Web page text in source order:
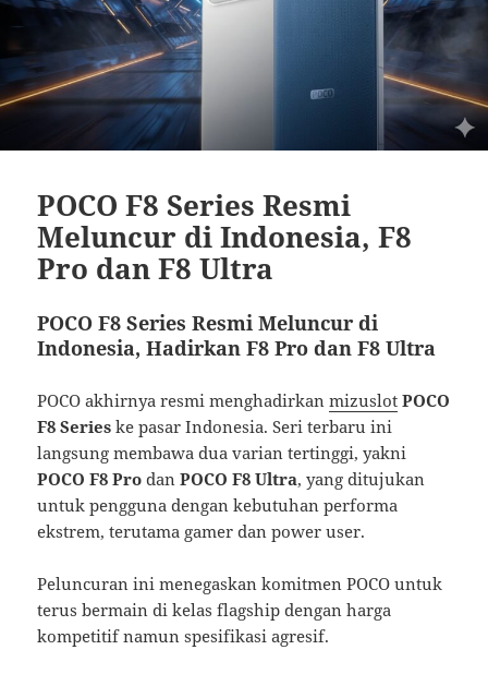
POCO F8 Series Resmi
Meluncur di Indonesia, F8
Pro dan F8 Ultra
POCO F8 Series Resmi Meluncur di
Indonesia, Hadirkan F8 Pro dan F8 Ultra
POCO akhirnya resmi menghadirkanmizuslot POCO
F8 Series ke pasar Indonesia. Seri terbaru ini
langsung membawa dua varian tertinggi, yakni
POCO F8 Pro danPOCO F8 Ultra, yang ditujukan
untuk pengguna dengan kebutuhan performa
ekstrem, terutama gamer dan power user.
Peluncuran ini menegaskan komitmen POCO untuk
terus bermain di kelas flagship dengan harga
kompetitif namun spesifikasi agresif.